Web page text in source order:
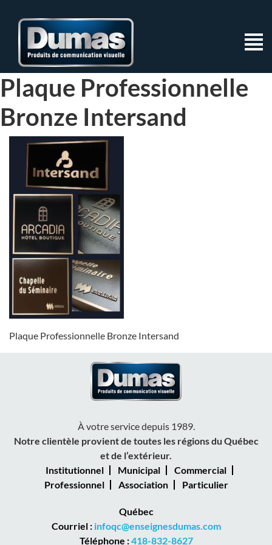
Plaque Professionnelle
Bronze Intersand
Plaque Professionnelle Bronze Intersand
À votre service depuis 1989.
Notre clientèle provient de toutes les régions du Québec
et de l’extérieur.
Institutionnel
Municipal
Commercial
Professionnel
Association Particulier
Québec
Courriel : infoqc@enseignesdumas.com
Téléphone :418-832-8627